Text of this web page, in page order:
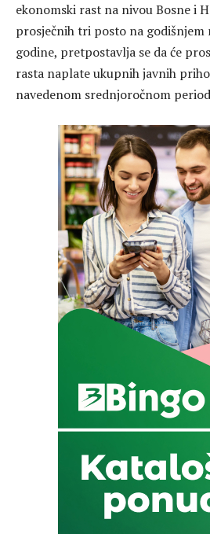
ekonomski rast na nivou Bosne i
prosječnih tri posto na godišnjem
godine, pretpostavlja se da će
rasta naplate ukupnih javnih
navedenom srednjoročnom